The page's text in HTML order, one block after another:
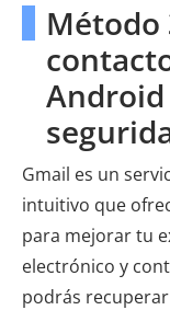
Método
Gmail es un
intuitivo que
para mejorar tu
electrónico y
podrás